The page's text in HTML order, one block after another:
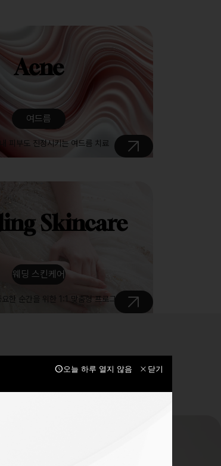
schedule 오늘 하루 열지 않음 close 닫기
Acne
여드름
피부도 진정시키는 여드름 치료
Skincare
웨딩 스킨케어
한 순간을 위한 1:1 맞춤형 프로그램